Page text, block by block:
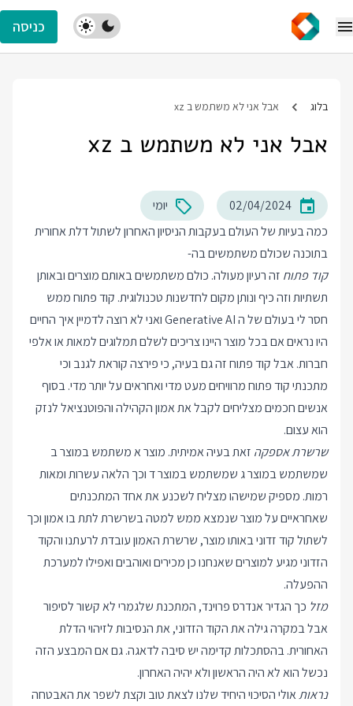
כניסה
בלוג אבל אני לא משתמש ב xz
אבל אני לא משתמש ב xz
02/04/2024
יומי
כמה בעיות של העולם בעקבות הניסיון האחרון לשתול דלת אחורית
בתוכנה שכולם משתמשים בה-
קוד פתוח זה רעיון מעולה. כולם משתמשים באותם מוצרים ובאותן
תשתיות וזה כיף ונותן מקום לחדשנות טכנולוגית. קוד פתוח ממש
חסר לי בעולם של ה Generative AI ואני לא רוצה לדמיין איך החיים
היו נראים אם בכל מוצר היינו צריכים לשלם תמלוגים למאות או אלפי
חברות. אבל קוד פתוח זה גם בעיה, כי פירצה קוראת לגנב וכי
מתכנתי קוד פתוח מרוויחים מעט מדי ואחראים על יותר מדי. בסוף
אנשים חכמים מצליחים לקבל את אמון הקהילה והפוטנציאל לנזק
הוא עצום.
שרשרת אספקה זאת בעיה אמיתית. מוצר א משתמש במוצר ב
שמשתמש במוצר ג שמשתמש במוצר ד וכך הלאה עשרות ומאות
רמות. מספיק שמישהו מצליח לשכנע את אחד המתכנתים
שאחראיים על מוצר שנמצא ממש למטה בשרשרת לתת בו אמון וכך
לשתול קוד זדוני באותו מוצר, שרשרת האמון עובדת לרעתנו והקוד
הזדוני מגיע למוצרים שאנחנו כן מכירים ואוהבים ואפילו למערכת
ההפעלה.
מזל כך הגדיר אנדרס פרוינד, המתכנת שלגמרי לא קשור לסיפור
אבל במקרהגילה את הקוד הזדוני, את הנסיבות לזיהוי הדלת
האחורית. בהסתכלות קדימה יש סיבה לדאגה. גם אם המבצע הזה
נכשל הוא לא היה הראשון ולא יהיה האחרון.
נראותאולי הסיכוי היחיד שלנו לצאת טוב וקצת לשפר את האבטחה